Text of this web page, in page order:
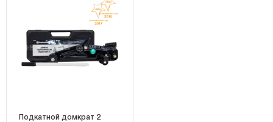
Подкатной домкрат 2